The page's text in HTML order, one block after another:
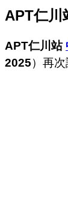
APT仁川
APT仁川站
2025）再